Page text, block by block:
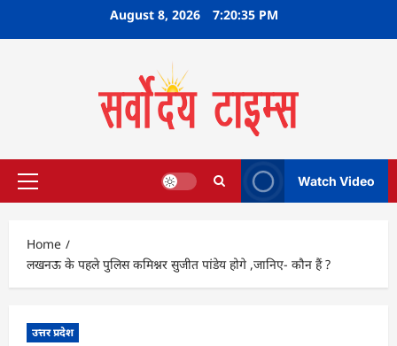
August 8, 2026 7:20:35 PM
Primary
Watch Video
Home
लखनऊ के पहले पुलिस कमिश्नर सुजीत पांडेय होगे ,जानिए- कौन हैं ?
उत्तर प्रदेश